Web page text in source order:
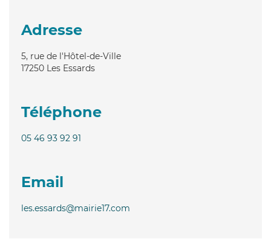
Adresse
5, rue de l'Hôtel-de-Ville
17250 Les Essards
Téléphone
05 46 93 92 91
Email
les.essards@mairie17.com